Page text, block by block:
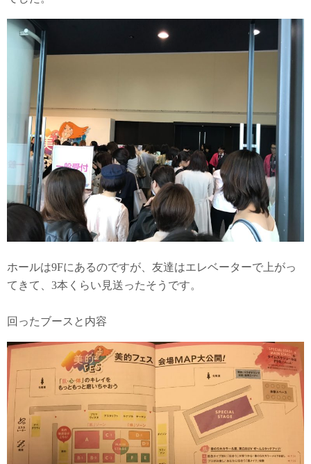
ホールは9Fにあるのですが、友達はエレベーターで上がっ
てきて、3本くらい見送ったそうです。
回ったブースと内容